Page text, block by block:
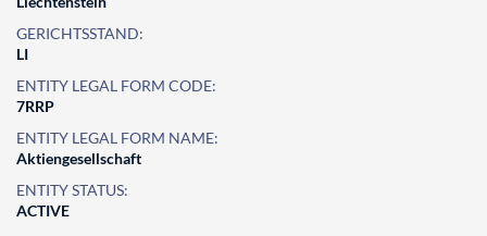
GERICHTSSTAND:
LI
ENTITY LEGAL FORM CODE:
7RRP
ENTITY LEGAL FORM NAME:
Aktiengesellschaft
ENTITY STATUS:
ACTIVE